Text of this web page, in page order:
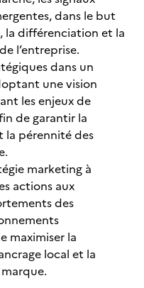
dans le but
différenciation et la
l’entreprise.
dans un
une vision
les enjeux de
de garantir la
la pérennité des
marketing à
actions aux
des
maximiser la
local et la